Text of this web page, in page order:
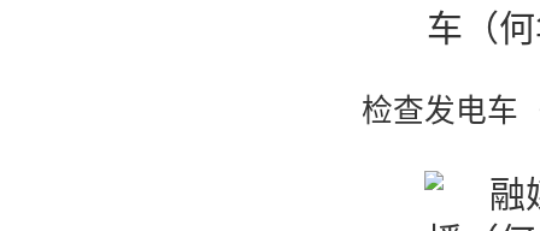
检查发电车